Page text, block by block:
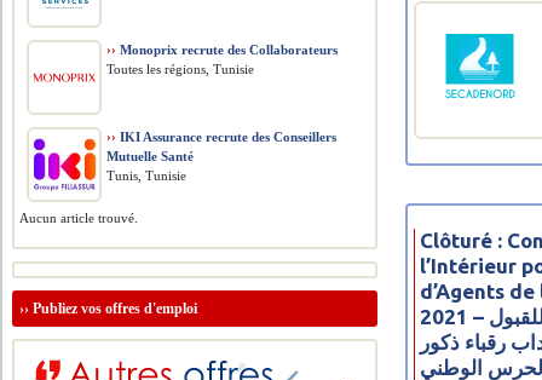
Clôturé :
l’Intérieur
d’Agents
2021 – مناظرة وزارة الدّاخليّة للقبول
رقباء ذكور
الوطني
›› Monoprix recrute des Collaborateurs
Toutes les régions, Tunisie
›› IKI Assurance recrute des Conseillers
Mutuelle Santé
Tunis, Tunisie
Aucun article trouvé.
››Publiez vos offres d'emploi